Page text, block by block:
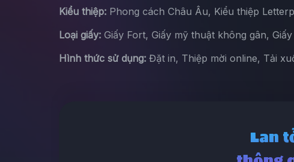
Kiểu thiệp: Phong cách Châu Âu, Kiểu thiệp
Loại giấy: Giấy Fort, Giấy mỹ thuật không gân,
Hình thức sử dụng: Đặt in, Thiệp mời online, Tải
Lan